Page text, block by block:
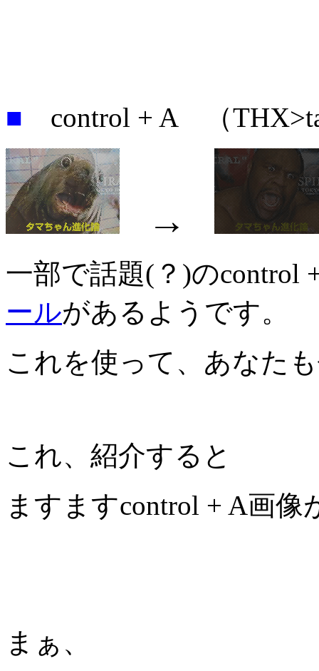
■ control + A （
→
一部で話題(？)のcontrol
ールがあるようです。
これを使って、あなた
これ、紹介すると
ますますcontrol + A画
まぁ、